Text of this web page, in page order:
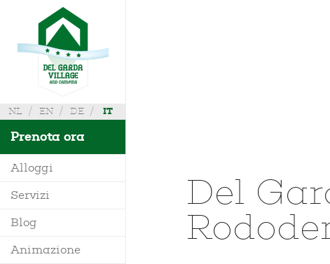
NL EN DE IT
Prenota ora
Alloggi
Villa
Mobile Home
Servizi
Blog
Animazione
Richiedi Info
Del